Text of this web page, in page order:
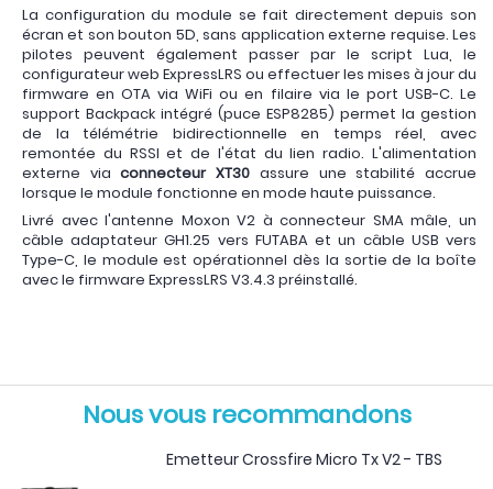
La configuration du module se fait directement depuis son
écran et son bouton 5D, sans application externe requise. Les
pilotes peuvent également passer par le script Lua, le
configurateur web ExpressLRS ou effectuer les mises à jour du
firmware en OTA via WiFi ou en filaire via le port USB-C. Le
support Backpack intégré (puce ESP8285) permet la gestion
de la télémétrie bidirectionnelle en temps réel, avec
remontée du RSSI et de l'état du lien radio. L'alimentation
externe viaconnecteur XT30 assure une stabilité accrue
lorsque le module fonctionne en mode haute puissance.
Livré avec l'antenne Moxon V2 à connecteur SMA mâle, un
câble adaptateur GH1.25 vers FUTABA et un câble USB vers
Type-C, le module est opérationnel dès la sortie de la boîte
avec le firmware ExpressLRS V3.4.3 préinstallé.
Nous vous recommandons
Emetteur Crossfire Micro Tx V2 - TBS